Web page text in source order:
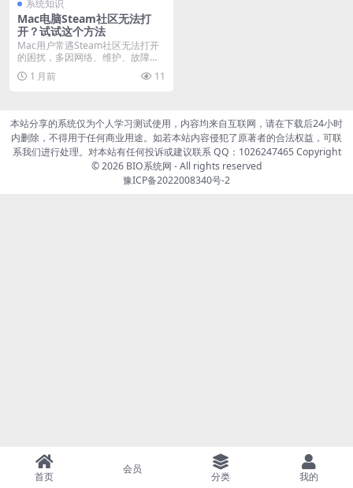
系统知识
Mac电脑Steam社区无法打
开？试试这个方法
Mac用户常遇Steam社区无法打开
的困扰，多因网络、维护、故障或
DNS问题引起...
1 月前 11
本站分享的系统仅为个人学习测试使用，内容均来自互联网，请在下载后24小时
内删除，不得用于任何商业用途。如若本站内容侵犯了原著者的合法权益，可联
系我们进行处理。对本站有任何投诉或建议联系 QQ：1026247465 Copyright
© 2026 BIO系统网 - All rights reserved
豫ICP备2022008340号-2
首页
会员
分类 我的